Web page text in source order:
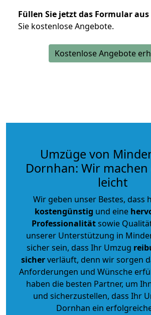
Füllen Sie jetzt das Formular aus
Sie kostenlose Angebote.
Kostenlose Angebote
Umzüge von
Dornhan: Wir
leicht
Wir geben unser Bestes, dass
kostengünstig und eine
Professionalitätsowie
unserer Unterstützung in
sicher sein, dass Ihr Umzug
sicherverläuft, denn wir sorgen
Anforderungen und Wünsche
haben die besten Partner, um
und sicherzustellen, dass Ihr
Dornhan ein